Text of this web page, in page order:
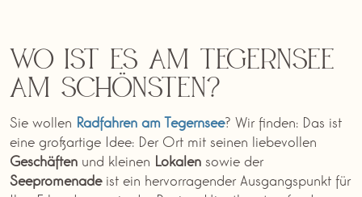
Wo ist es am Tegernsee
am schönsten?
Sie wollen Radfahren am Tegernsee? Wir finden: Das ist
eine großartige Idee: Der Ort mit seinen liebevollen
Geschäften und kleinen Lokalen sowie der
Seepromenadeist ein hervorragender Ausgangspunkt für